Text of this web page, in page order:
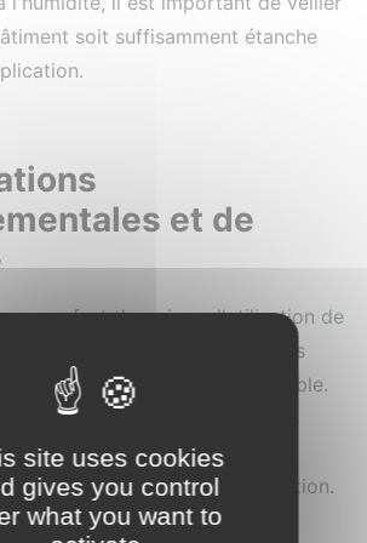
soit suffisamment étanche
et de
un confort thermique, l'utilisation de
les planchers rafraîchissants
démarche de construction durable.
utilisant des matériaux moins
cette solution
écologique de la climatisation.
site uses cookies
gives you control
what you want to